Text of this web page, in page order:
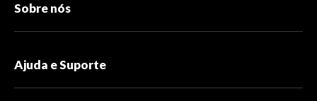
Sobre nós
Ajuda e Suporte